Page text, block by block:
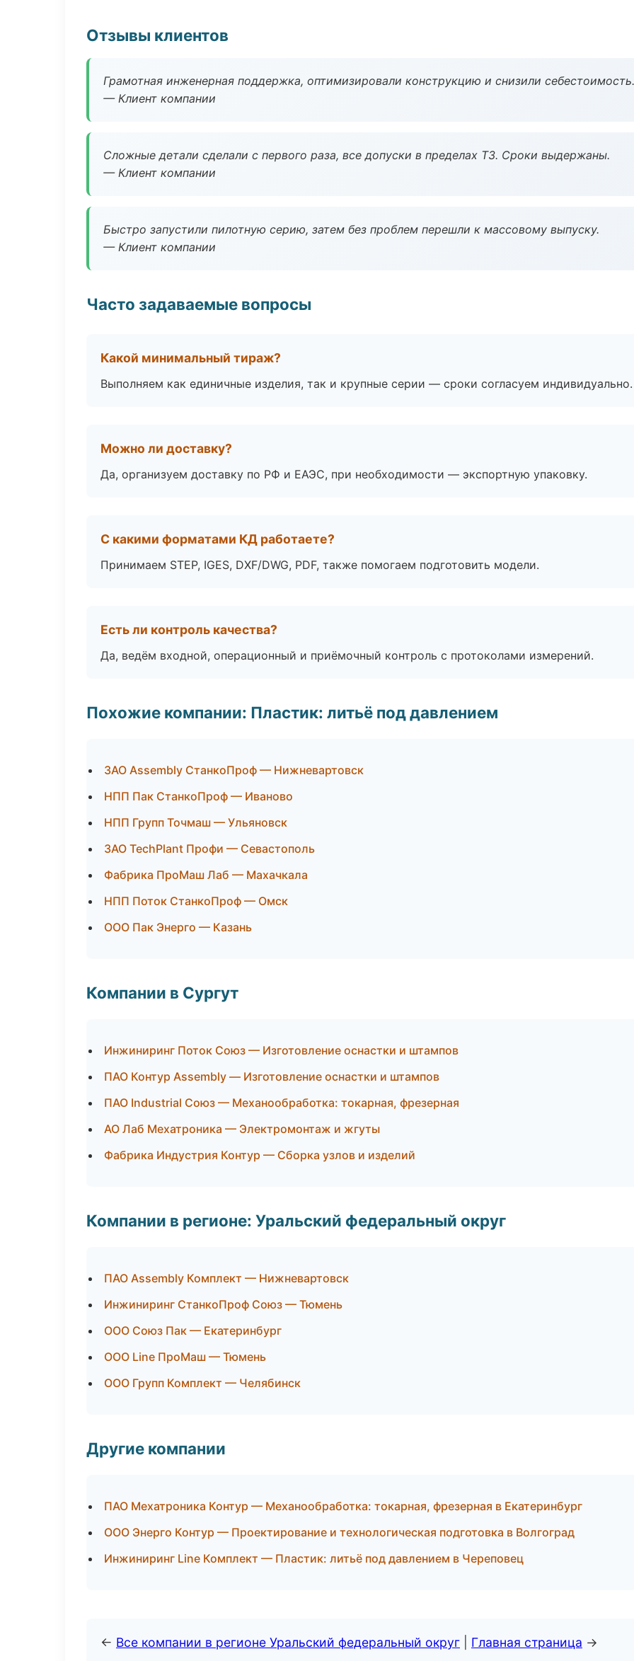
Отзывы клиентов
Грамотная инженерная поддержка, оптимизировали конструкцию и снизили себестоимость.
— Клиент компании
Сложные детали сделали с первого раза, все допуски в пределах ТЗ. Сроки выдержаны.
— Клиент компании
Быстро запустили пилотную серию, затем без проблем перешли к массовому выпуску.
— Клиент компании
Часто задаваемые вопросы
Какой минимальный тираж?
Выполняем как единичные изделия, так и крупные серии — сроки согласуем индивидуально.
Можно ли доставку?
Да, организуем доставку по РФ и ЕАЭС, при необходимости — экспортную упаковку.
С какими форматами КД работаете?
Принимаем STEP, IGES, DXF/DWG, PDF, также помогаем подготовить модели.
Есть ли контроль качества?
Да, ведём входной, операционный и приёмочный контроль с протоколами измерений.
Похожие компании: Пластик: литьё под давлением
ЗАО Assembly СтанкоПроф — Нижневартовск
НПП Пак СтанкоПроф — Иваново
НПП Групп Точмаш — Ульяновск
ЗАО TechPlant Профи — Севастополь
Фабрика ПроМаш Лаб — Махачкала
НПП Поток СтанкоПроф — Омск
ООО Пак Энерго — Казань
Компании в Сургут
Инжиниринг Поток Союз — Изготовление оснастки и штампов
ПАО Контур Assembly — Изготовление оснастки и штампов
ПАО Industrial Союз — Механообработка: токарная, фрезерная
АО Лаб Мехатроника — Электромонтаж и жгуты
Фабрика Индустрия Контур — Сборка узлов и изделий
Компании в регионе: Уральский федеральный округ
ПАО Assembly Комплект — Нижневартовск
Инжиниринг СтанкоПроф Союз — Тюмень
ООО Союз Пак — Екатеринбург
ООО Line ПроМаш — Тюмень
ООО Групп Комплект — Челябинск
Другие компании
ПАО Мехатроника Контур — Механообработка: токарная, фрезерная в Екатеринбург
ООО Энерго Контур — Проектирование и технологическая подготовка в Волгоград
Инжиниринг Line Комплект — Пластик: литьё под давлением в Череповец
← Все компании в регионе Уральский федеральный округ Главная страница →